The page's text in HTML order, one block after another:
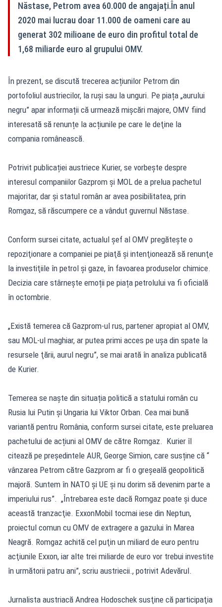
Năstase, Petrom avea 60.000 de angajați.În anul
2020 mai lucrau doar 11.000 de oameni care au
generat 302 milioane de euro din profitul total de
1,68 miliarde euro al grupului OMV.
În prezent, se discută trecerea acțiunilor Petrom din
portofoliul austriecilor, la ruși sau la unguri. Pe piața „aurului
negru” apar informații că urmează mișcări majore, OMV fiind
interesată să renunțe la acțiunile pe care le deţine la
compania românească.
Potrivit publicației austriece Kurier, se vorbește despre
interesul companiilor Gazprom și MOL de a prelua pachetul
majoritar, dar și statul român ar avea posibilitatea, prin
Romgaz, să răscumpere ce a vândut guvernul Năstase.
Conform sursei citate, actualul şef al OMV pregăteşte o
repoziţionare a companiei pe piaţă şi intenţionează să renunţe
la investiţiile în petrol şi gaze, în favoarea produselor chimice.
Decizia care stârnește emoții pe piața petrolului va fi oficială
în octombrie.
„Există temerea că Gazprom-ul rus, partener apropiat al OMV,
sau MOL-ul maghiar, ar putea primi acces pe uşa din spate la
resursele ţării, aurul negru”, se mai arată în analiza publicată
de Kurier.
Temerea se naște din situația politică a statului român cu
Rusia lui Putin și Ungaria lui Viktor Orban. Cea mai bună
variantă pentru România, conform sursei citate, este preluarea
pachetului de acțiuni al OMV de către Romgaz. Kurier îl
citează pe președintele AUR, George Simion, care susține că “
vânzarea Petrom către Gazprom ar fi o greșeală geopolitică
majoră. Suntem în NATO și UE și nu dorim să devenim parte a
imperiului rus”. „Întrebarea este dacă Romgaz poate şi duce
această tranzacţie. ExxonMobil tocmai iese din Neptun,
proiectul comun cu OMV de extragere a gazului în Marea
Neagră. Romgaz achită cel puţin un miliard de euro pentru
acţiunile Exxon, iar alte trei miliarde de euro vor trebui investite
în următorii patru ani”, scriu austriecii., potrivit Adevărul.
Jurnalista austriacă Andrea Hodoschek susţine că participaţia